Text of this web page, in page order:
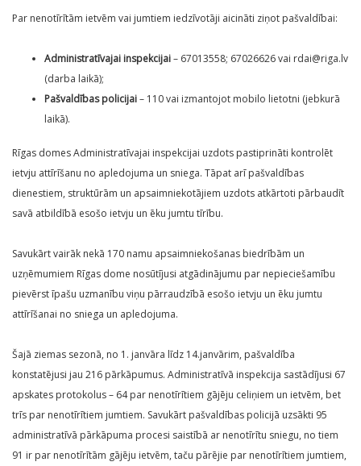
Par nenotīrītām ietvēm vai jumtiem iedzīvotāji aicināti ziņot pašvaldībai:
Administratīvajai inspekcijai– 67013558; 67026626 vai rdai@riga.lv
(darba laikā);
Pašvaldības policijai– 110 vai izmantojot mobilo lietotni (jebkurā
laikā).
Rīgas domes Administratīvajai inspekcijai uzdots pastiprināti kontrolēt
ietvju attīrīšanu no apledojuma un sniega. Tāpat arī pašvaldības
dienestiem, struktūrām un apsaimniekotājiem uzdots atkārtoti pārbaudīt
savā atbildībā esošo ietvju un ēku jumtu tīrību.
Savukārt vairāk nekā 170 namu apsaimniekošanas biedrībām un
uzņēmumiem Rīgas dome nosūtījusi atgādinājumu par nepieciešamību
pievērst īpašu uzmanību viņu pārraudzībā esošo ietvju un ēku jumtu
attīrīšanai no sniega un apledojuma.
Šajā ziemas sezonā, no 1. janvāra līdz 14.janvārim, pašvaldība
konstatējusi jau 216 pārkāpumus. Administratīvā inspekcija sastādījusi 67
apskates protokolus – 64 par nenotīrītiem gājēju celiņiem un ietvēm, bet
trīs par nenotīrītiem jumtiem. Savukārt pašvaldības policijā uzsākti 95
administratīvā pārkāpuma procesi saistībā ar nenotīrītu sniegu, no tiem
91 ir par nenotīrītām gājēju ietvēm, taču pārējie par nenotīrītiem jumtiem,